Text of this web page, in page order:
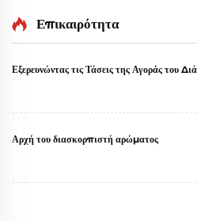
Επικαιρότητα
Εξερευνώντας τις Τάσεις της Αγοράς του
Αρχή του διασκορπιστή αρώματος